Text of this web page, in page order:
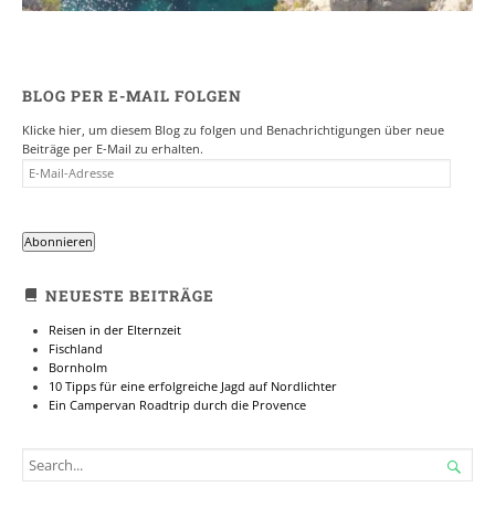
BLOG PER E-MAIL FOLGEN
Klicke hier, um diesem Blog zu folgen und Benachrichtigungen über neue
Beiträge per E-Mail zu erhalten.
E-
MAIL-
Abonnieren
NEUESTE BEITRÄGE
Reisen in der Elternzeit
Fischland
Bornholm
10 Tipps für eine erfolgreiche Jagd auf Nordlichter
Ein Campervan Roadtrip durch die Provence
SEARCH
FOR...
